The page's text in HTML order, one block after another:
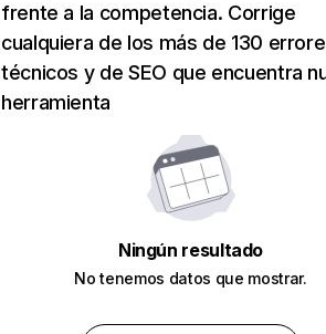
frente a la competencia. Corrige
cualquiera de los más de 130
técnicos y de SEO que encuentra
herramienta
Ningún resultado
No tenemos datos que mostrar.